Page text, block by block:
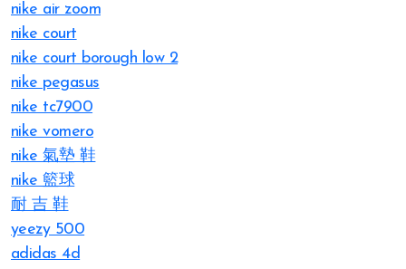
nike air zoom
nike court
nike court borough low 2
nike pegasus
nike tc7900
nike vomero
nike 氣墊 鞋
nike 籃球
耐 吉 鞋
yeezy 500
adidas 4d